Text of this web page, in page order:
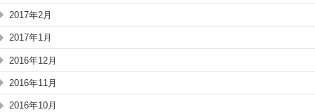
2017年2月
2017年1月
2016年12月
2016年11月
2016年10月